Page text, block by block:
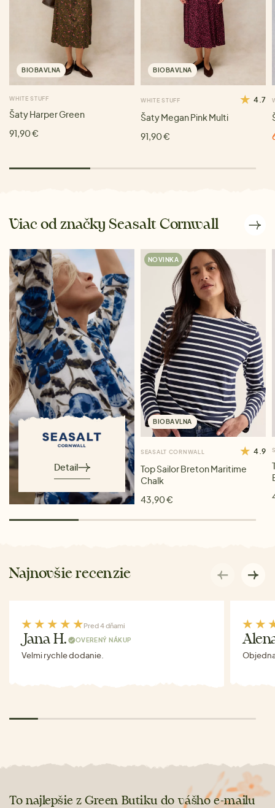
BIOBAVLNA
WHITE STUFF
Šaty Harper Green
91,90 €
BIOBAVLNA
WHITE STUFF 4.7
Šaty Megan Pink Multi
91,90 €
Viac od značky Seasalt Cornwall
Detail
NOVINKA
BIOBAVLNA
SEASALT CORNWALL 4.9
Top Sailor Breton Maritime
Chalk
43,90 €
Najnovšie recenzie
Pred 4 dňami
Jana H. OVERENÝ NÁKUP
Velmi rychle dodanie.
To najlepšie z Green Butiku do vášho e-mailu